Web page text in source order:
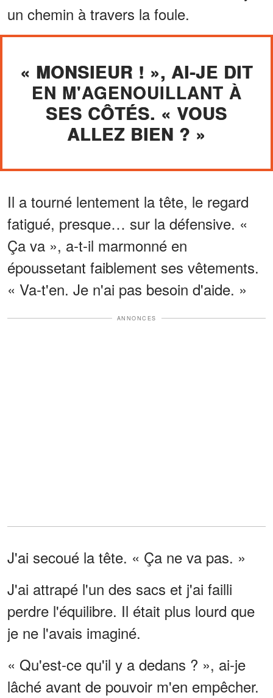
un chemin à travers la foule.
« MONSIEUR ! », AI-JE DIT
EN M'AGENOUILLANT À
SES CÔTÉS. « VOUS
ALLEZ BIEN ? »
Il a tourné lentement la tête, le regard
fatigué, presque… sur la défensive. «
Ça va », a-t-il marmonné en
époussetant faiblement ses vêtements.
« Va-t'en. Je n'ai pas besoin d'aide. »
ANNONCES
J'ai secoué la tête. « Ça ne va pas. »
J'ai attrapé l'un des sacs et j'ai failli
perdre l'équilibre. Il était plus lourd que
je ne l'avais imaginé.
« Qu'est-ce qu'il y a dedans ? », ai-je
lâché avant de pouvoir m'en empêcher.